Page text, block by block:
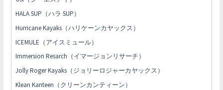
HALA SUP（ハラ SUP）
Hurricane Kayaks（ハリケーンカヤックス）
ICEMULE（アイスミュール）
Immersion Resarch（イマージョンリサーチ）
Jolly Roger Kayaks（ジョリーロジャーカヤックス）
Klean Kanteen（クリーンカンティーン）